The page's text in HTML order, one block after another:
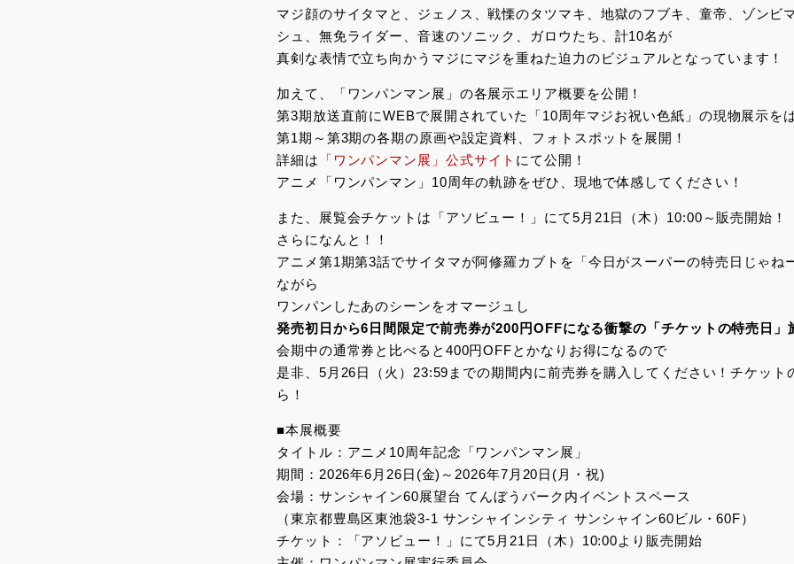
マジ顔のサイタマと、ジェノス、戦慄のタツマキ、地獄のフブキ、童帝、ゾンビ
シュ、無免ライダー、音速のソニック、ガロウたち、計10名が
真剣な表情で立ち向かうマジにマジを重ねた迫力のビジュアルとなっています！
加えて、「ワンパンマン展」の各展示エリア概要を公開！
第3期放送直前にWEBで展開されていた「10周年マジお祝い色紙」の現物展示を
第1期～第3期の各期の原画や設定資料、フォトスポットを展開！
詳細は
「ワンパンマン展」公式サイト にて公開！
アニメ「ワンパンマン」10周年の軌跡をぜひ、現地で体感してください！
また、展覧会チケットは「アソビュー！」にて5月21日（木）10:00～販売開始！
さらになんと！！
アニメ第1期第3話でサイタマが阿修羅カブトを「今日がスーパーの特売日じゃね
ながら
ワンパンしたあのシーンをオマージュし
発売初日から6日間限定で前売券が200円OFFになる衝撃の「チケットの特売日」
会期中の通常券と比べると400円OFFとかなりお得になるので
是非、5月26日（火）23:59までの期間内に前売券を購入してください！チケット
ら！
■本展概要
タイトル：アニメ10周年記念「ワンパンマン展」
期間：2026年6月26日(金)～2026年7月20日(月・祝)
会場：サンシャイン60展望台 てんぼうパーク内イベントスペース
（東京都豊島区東池袋3-1 サンシャインシティ サンシャイン60ビル・60F）
チケット：「アソビュー！」にて5月21日（木）10:00より販売開始